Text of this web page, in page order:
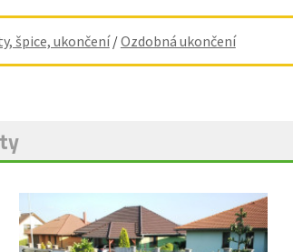
špice, ukončení/Ozdobná ukončení